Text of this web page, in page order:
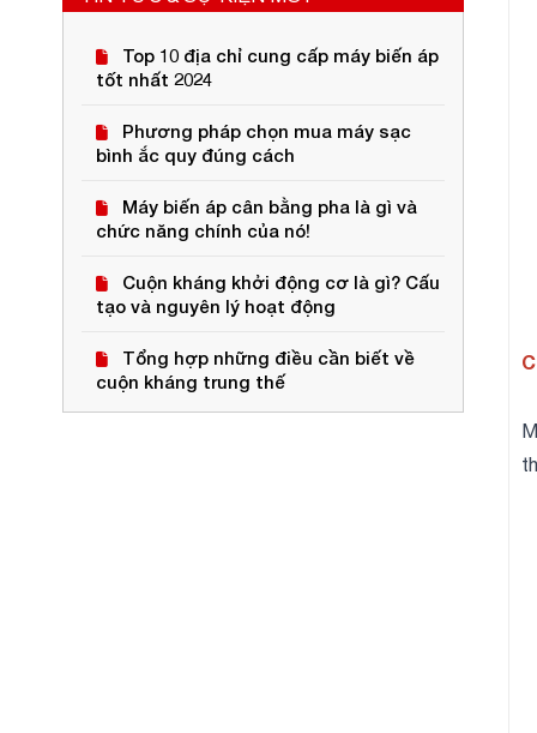
Top 10 địa chỉ cung cấp máy biến áp
tốt nhất 2024
Phương pháp chọn mua máy sạc
bình ắc quy đúng cách
Máy biến áp cân bằng pha là gì và
chức năng chính của nó!
Cuộn kháng khởi động cơ là gì? Cấu
tạo và nguyên lý hoạt động
Tổng hợp những điều cần biết về
cuộn kháng trung thế